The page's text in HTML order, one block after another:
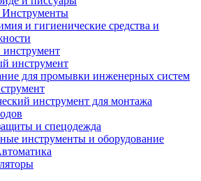
Инструменты
и гигиенические средства и
инструмент
для промывки инженерных систем
инструмент для монтажа
и спецодежда
инструменты и оборудование